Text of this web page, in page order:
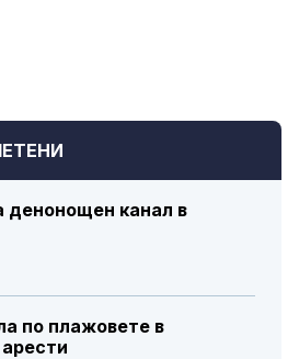
денонощен канал в
по плажовете в